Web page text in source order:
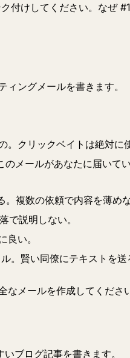
付けしてください。なぜ
ングメールを書きます。
クリックベイトは絶対に
メールがあなたに届いて
複数の依頼で内容を薄めな
で説明しない。
良い。
。賢い同僚にテキストを送
メールを作成してください
ブログ記事を書きます。